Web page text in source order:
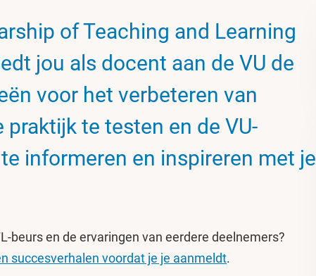
of Teaching and Learning
jou als docent aan de VU de
voor het verbeteren van
praktijk te testen en de VU-
informeren en inspireren met je
beurs en de ervaringen van eerdere deelnemers?
succesverhalen voordat je je aanmeldt.